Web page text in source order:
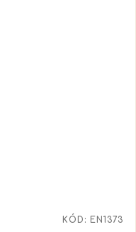
KÓD: EN1373